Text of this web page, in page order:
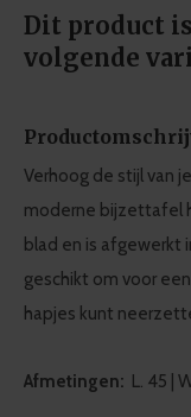
Dit product
volgende
Verhoog de stijl van
moderne bijzettafel
blad en is afgewerkt
geschikt om voor
hapjes kunt
Afmetingen: L. 45 |